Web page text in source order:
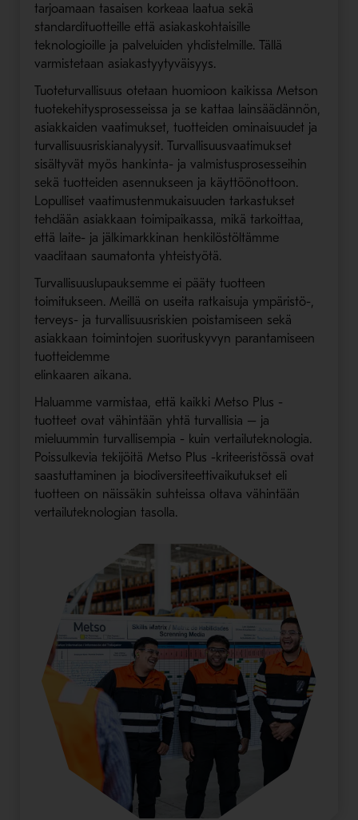
tarjoamaan tasaisen korkeaa laatua sekä
standardituotteille että asiakaskohtaisille
teknologioille ja palveluiden yhdistelmille. Tällä
varmistetaan asiakastyytyväisyys.
Tuoteturvallisuus otetaan huomioon kaikissa Metson
tuotekehitysprosesseissa ja se kattaa lainsäädännön,
asiakkaiden vaatimukset, tuotteiden ominaisuudet ja
turvallisuusriskianalyysit. Turvallisuusvaatimukset
sisältyvät myös hankinta- ja valmistusprosesseihin
sekä tuotteiden asennukseen ja käyttöönottoon.
Lopulliset vaatimustenmukaisuuden tarkastukset
tehdään asiakkaan toimipaikassa, mikä tarkoittaa,
että laite- ja jälkimarkkinan henkilöstöltämme
vaaditaan saumatonta yhteistyötä.
Turvallisuuslupauksemme ei pääty tuotteen
toimitukseen. Meillä on useita ratkaisuja ympäristö-,
terveys- ja turvallisuusriskien poistamiseen sekä
asiakkaan toimintojen suorituskyvyn parantamiseen
tuotteidemme
elinkaaren aikana.
Haluamme varmistaa, että kaikki Metso Plus -
tuotteet ovat vähintään yhtä turvallisia – ja
mieluummin turvallisempia - kuin vertailuteknologia.
Poissulkevia tekijöitä Metso Plus -kriteeristössä ovat
saastuttaminen ja biodiversiteettivaikutukset eli
tuotteen on näissäkin suhteissa oltava vähintään
vertailuteknologian tasolla.